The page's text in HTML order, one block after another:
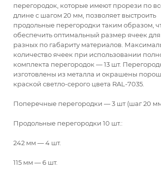
перегородок, которые имеют прорези по
длине с шагом 20 мм, позволяет выстроить
продольные перегородки таким образом,
обеспечить оптимальный размер ячеек для
разных по габариту материалов.
количество ячеек при использовании
комплекта перегородок — 13 шт.
изготовлены из металла и окрашены
краской светло-серого цвета RAL-7035.
Поперечные перегородки — 3 шт (шаг 20
Продольные перегородки 10 шт.:
242 мм — 4 шт.
115 мм — 6 шт.